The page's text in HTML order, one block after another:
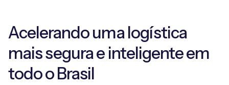
Acelerando uma logística
mais segura e inteligente em
todo o Brasil